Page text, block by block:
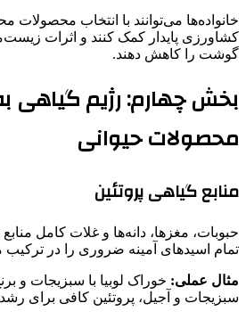
خانواده‌ها می‌توانند با انتخاب محصولات
کشاورزی پایدار کمک کنند و اثرات
گوشت را کاهش دهند.
بخش چهارم: رژیم گیاهی
محصولات حیوانی
منابع گیاهی پروتئین
حبوبات، مغزها، دانه‌ها و غلات کامل
تمام اسیدهای آمینه ضروری را در
مثال عملی: خوراک لوبیا با سبزیجات و
سبزیجات و آجیل، پروتئین کافی برای